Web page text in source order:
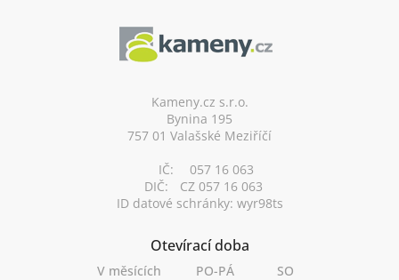
Kameny.cz s.r.o.
Bynina 195
757 01 Valašské Meziříčí
IČ:
057 16 063
DIČ:
CZ 057 16 063
ID datové schránky: wyr98ts
Otevírací doba
V měsících PO-PÁ
SO